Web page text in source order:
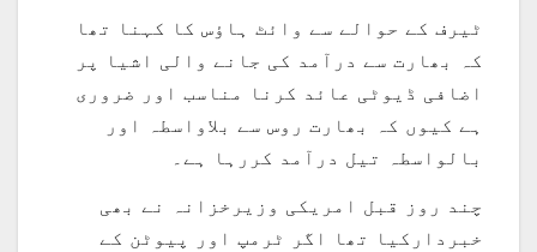
ٹیرف کے حوالے سے وائٹ ہاؤس کا کہنا تھا
کہ بھارت سے درآمد کی جانے والی اشیا پر
اضافی ڈیوٹی عائد کرنا مناسب اور ضروری
ہے کیوں کہ بھارت روس سے بلاواسطہ اور
بالواسطہ تیل درآمد کررہا ہے۔
چند روز قبل امریکی وزیرخزانہ نے بھی
خبردارکیا تھا اگر ٹرمپ اور پیوٹن کے